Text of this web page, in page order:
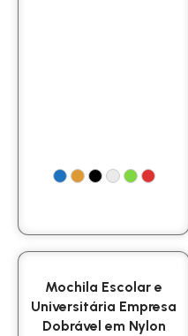
Mochila Escolar e
Universitária Empresa
Dobrável em Nylon